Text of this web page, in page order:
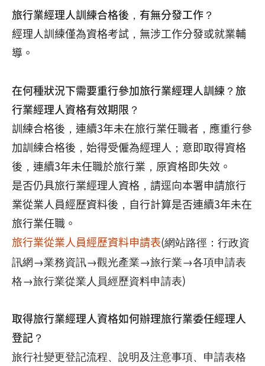
旅行業經理人訓練合格後，有無分發工作？
經理人訓練僅為資格考試，無涉工作分發或就業輔
導。
在何種狀況下需要重行參加旅行業經理人訓練？旅
行業經理人資格有效期限？
訓練合格後，連續3年未在旅行業任職者，應重行參
加訓練合格後，始得受僱為經理人；意即取得資格
後，連續3年未任職於旅行業，原資格即失效。
是否仍具旅行業經理人資格，請逕向本署申請旅行
業從業人員經歷資料後，自行計算是否連續3年未在
旅行業任職。
旅行業從業人員經歷資料申請表(網站路徑：行政資
訊網→業務資訊→觀光產業→旅行業→各項申請表
格→旅行業從業人員經歷資料申請表)
取得旅行業經理人資格如何辦理旅行業委任經理人
登記？
旅行社變更登記流程、說明及注意事項、申請表格